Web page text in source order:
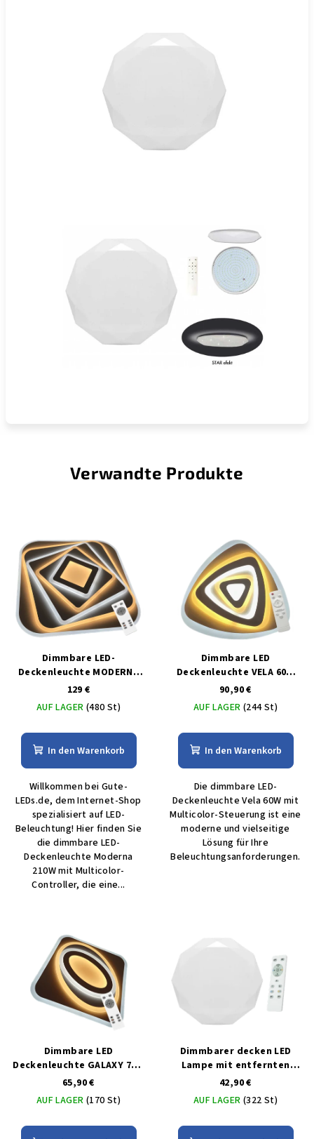
Verwandte Produkte
Dimmbare LED-
Deckenleuchte MODERNA
210W mit MULTICOLOR-
Controller
129 €
AUF LAGER (480 St)
In den Warenkorb
Willkommen bei Gute-
LEDs.de, dem Internet-Shop
spezialisiert auf LED-
Beleuchtung! Hier finden Sie
die dimmbare LED-
Deckenleuchte Moderna
210W mit Multicolor-
Controller, die eine...
Dimmbare LED
Deckenleuchte VELA 60W
mit MULTICOLOR-Steuerung
90,90 €
AUF LAGER (244 St)
In den Warenkorb
Die dimmbare LED-
Deckenleuchte Vela 60W mit
Multicolor-Steuerung ist eine
moderne und vielseitige
Lösung für Ihre
Beleuchtungsanforderungen.
Dimmbare LED
Deckenleuchte GALAXY 70W
mit MULTICOLOR-Steuerung
65,90 €
AUF LAGER (170 St)
Dimmbarer decken LED
Lampe mit entfernten
bedienungem 25W
42,90 €
AUF LAGER (322 St)